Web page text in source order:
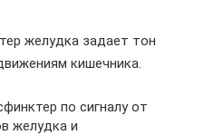
желудка задает тон
кишечника.
по сигналу от
желудка и